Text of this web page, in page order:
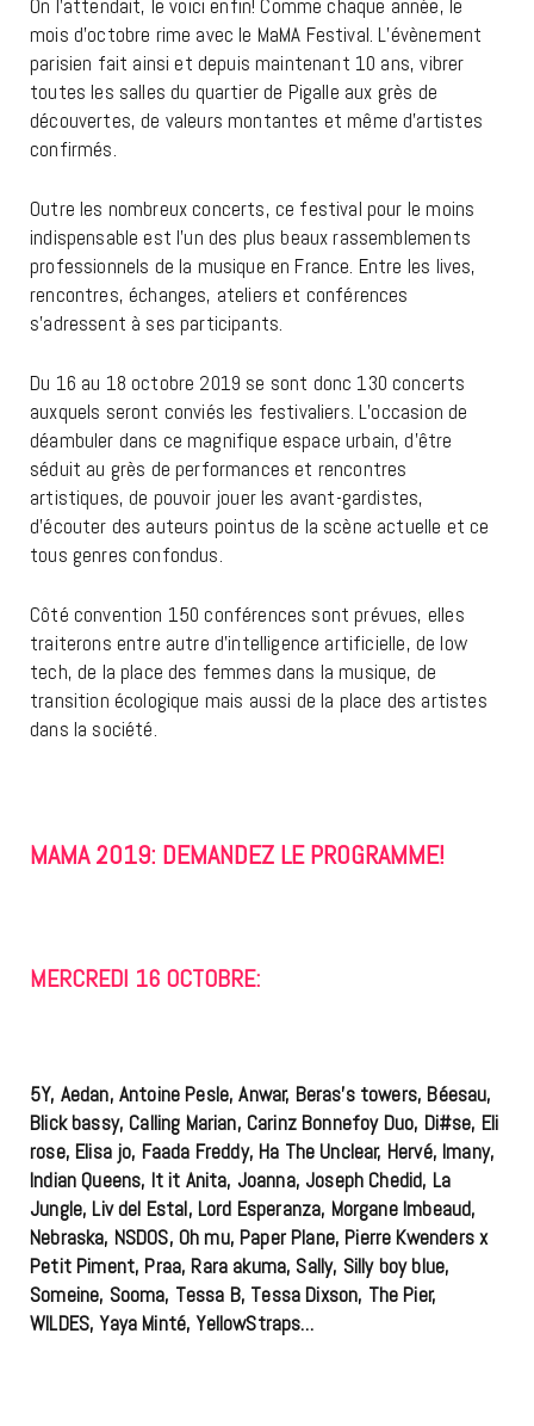
On l’attendait, le voici enfin! Comme chaque année, le
mois d’octobre rime avec le MaMA Festival. L’évènement
parisien fait ainsi et depuis maintenant 10 ans, vibrer
toutes les salles du quartier de Pigalle aux grès de
découvertes, de valeurs montantes et même d’artistes
confirmés.
Outre les nombreux concerts, ce festival pour le moins
indispensable est l’un des plus beaux rassemblements
professionnels de la musique en France. Entre les lives,
rencontres, échanges, ateliers et conférences
s’adressent à ses participants.
Du 16 au 18 octobre 2019 se sont donc 130 concerts
auxquels seront conviés les festivaliers. L’occasion de
déambuler dans ce magnifique espace urbain, d’être
séduit au grès de performances et rencontres
artistiques, de pouvoir jouer les avant-gardistes,
d’écouter des auteurs pointus de la scène actuelle et ce
tous genres confondus.
Côté convention 150 conférences sont prévues, elles
traiterons entre autre d’intelligence artificielle, de low
tech, de la place des femmes dans la musique, de
transition écologique mais aussi de la place des artistes
dans la société.
MAMA 2019: DEMANDEZ LE PROGRAMME!
MERCREDI 16 OCTOBRE:
5Y, Aedan, Antoine Pesle, Anwar, Beras’s towers, Béesau,
Blick bassy, Calling Marian, Carinz Bonnefoy Duo, Di#se, Eli
rose, Elisa jo, Faada Freddy, Ha The Unclear, Hervé, Imany,
Indian Queens, It it Anita, Joanna, Joseph Chedid, La
Jungle, Liv del Estal, Lord Esperanza, Morgane Imbeaud,
Nebraska, NSDOS, Oh mu, Paper Plane, Pierre Kwenders x
Petit Piment, Praa, Rara akuma, Sally, Silly boy blue,
Someine, Sooma, Tessa B, Tessa Dixson, The Pier,
WILDES, Yaya Minté, YellowStraps…